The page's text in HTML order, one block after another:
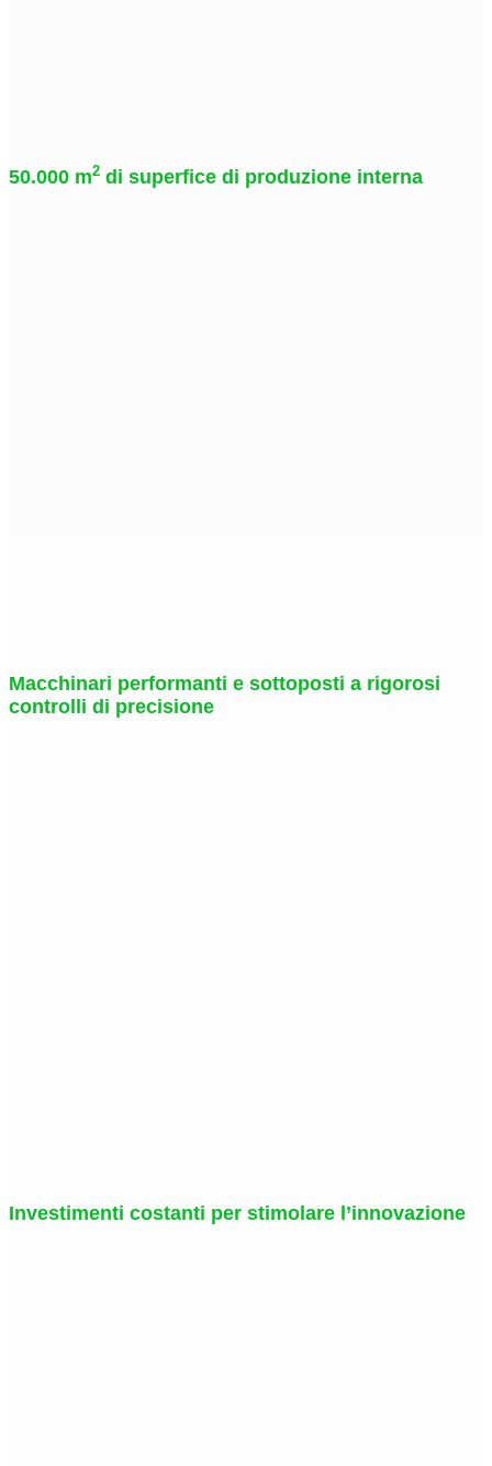
50.000 m2 di superfice di produzione interna
Macchinari performanti e sottoposti a rigorosi
controlli di precisione
Investimenti costanti per stimolare l’innovazione